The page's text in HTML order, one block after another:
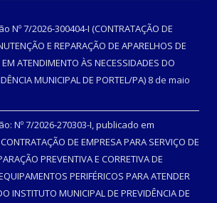
Nº 7/2026-300404-I (CONTRATAÇÃO DE
E REPARAÇÃO DE APARELHOS DE
ATENDIMENTO ÀS NECESSIDADES DO
MUNICIPAL DE PORTEL/PA) 8 de maio
Nº 7/2026-270303-I, publicado em
DE EMPRESA PARA SERVIÇO DE
PREVENTIVA E CORRETIVA DE
PERIFÉRICOS PARA ATENDER
INSTITUTO MUNICIPAL DE PREVIDÊNCIA DE